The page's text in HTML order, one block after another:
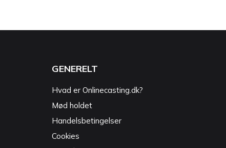
GENERELT
Hvad er Onlinecasting.dk?
Mød holdet
Handelsbetingelser
Cookies